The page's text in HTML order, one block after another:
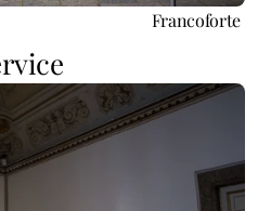
Francoforte